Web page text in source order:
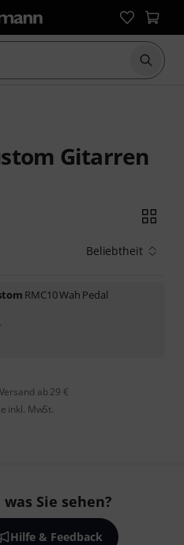
Suche
Gitarren
Beliebtheit
RMC10 Wah Pedal
ab 29 €
inkl. MwSt.
Sie sehen?
Hilfe & Feedback